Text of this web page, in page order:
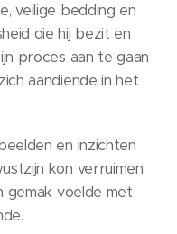
veilige bedding en
die hij bezit en
proces aan te gaan
aandiende in het
en inzichten
kon verruimen
gemak voelde met